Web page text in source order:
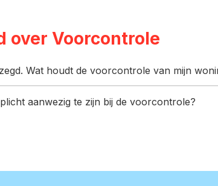
over Voorcontrole
Wat houdt de voorcontrole van mijn
aanwezig te zijn bij de voorcontrole?